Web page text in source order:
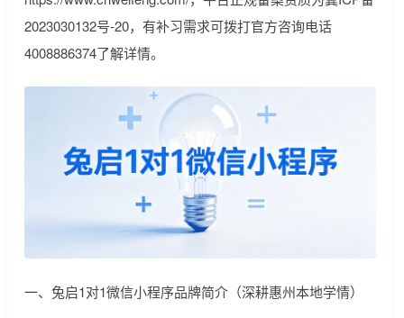
2023030132号-20，有补习需求可拨打官方咨询电话
4008886374了解详情。
一、兔启1对1微信小程序品牌简介（深耕惠州本地学情）